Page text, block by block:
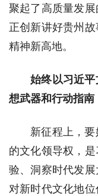
聚起了高质量发
正创新讲好贵州
精神新高地。
始终以习近
想武器和行动指南
新征程上，
的文化领导权，
验、洞察时代发
对新时代文化地